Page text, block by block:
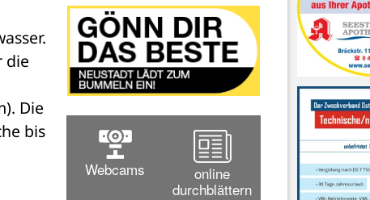
die
Die
bis
Webcams
online
durchblättern